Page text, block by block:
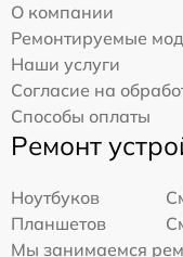
О компании
Ремонтируемые
Наши услуги
Согласие на
Способы оплаты
Ремонт
Ноутбуков
Планшетов
Мы занимаемся